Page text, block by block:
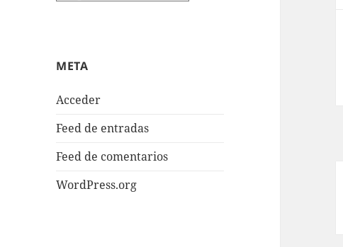
META
Acceder
Feed de entradas
Feed de comentarios
WordPress.org